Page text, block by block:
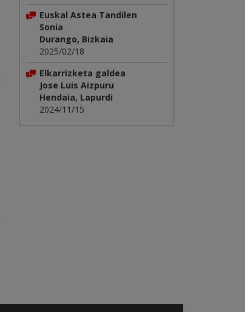
Euskal Astea Tandilen
Sonia
Durango, Bizkaia
2025/02/18
Elkarrizketa galdea
Jose Luis Aizpuru
Hendaia, Lapurdi
2024/11/15